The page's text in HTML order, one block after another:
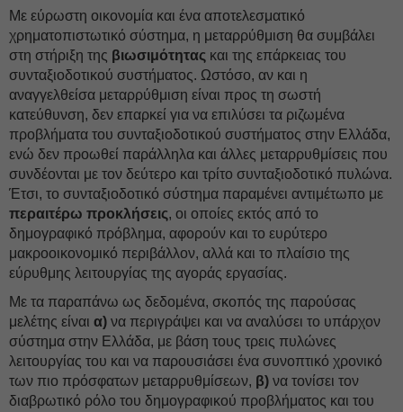
Με εύρωστη οικονομία και ένα αποτελεσματικό
χρηματοπιστωτικό σύστημα, η μεταρρύθμιση θα συμβάλει
στη στήριξη της βιωσιμότητας και της επάρκειας του
συνταξιοδοτικού συστήματος. Ωστόσο, αν και η
αναγγελθείσα μεταρρύθμιση είναι προς τη σωστή
κατεύθυνση, δεν επαρκεί για να επιλύσει τα ριζωμένα
προβλήματα του συνταξιοδοτικού συστήματος στην Ελλάδα,
ενώ δεν προωθεί παράλληλα και άλλες μεταρρυθμίσεις που
συνδέονται με τον δεύτερο και τρίτο συνταξιοδοτικό πυλώνα.
Έτσι, το συνταξιοδοτικό σύστημα παραμένει αντιμέτωπο με
περαιτέρω προκλήσεις, οι οποίες εκτός από το
δημογραφικό πρόβλημα, αφορούν και το ευρύτερο
μακροοικονομικό περιβάλλον, αλλά και το πλαίσιο της
εύρυθμης λειτουργίας της αγοράς εργασίας.
Με τα παραπάνω ως δεδομένα, σκοπός της παρούσας
μελέτης είναι α) να περιγράψει και να αναλύσει το υπάρχον
σύστημα στην Ελλάδα, με βάση τους τρεις πυλώνες
λειτουργίας του και να παρουσιάσει ένα συνοπτικό χρονικό
των πιο πρόσφατων μεταρρυθμίσεων, β) να τονίσει τον
διαβρωτικό ρόλο του δημογραφικού προβλήματος και του